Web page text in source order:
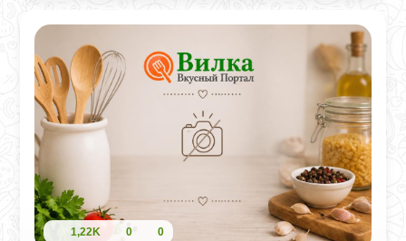
1,22K 0 0